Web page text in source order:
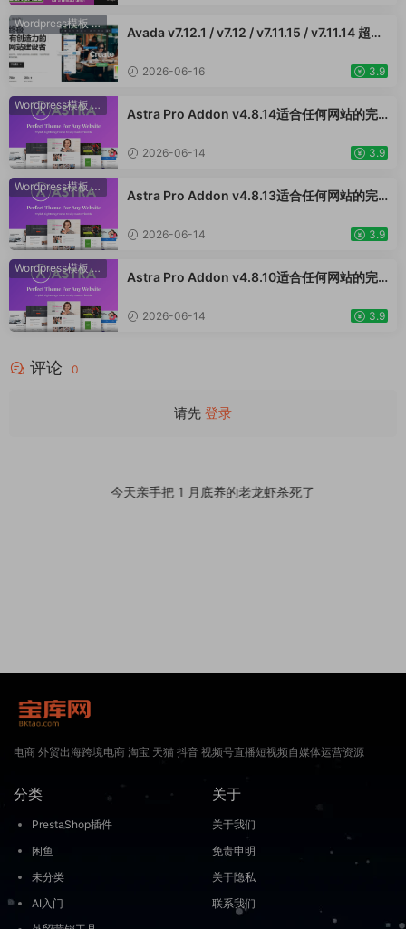
品、运动鞋子、家居产品行业购物网站WooСo
mmerce主题
Wordpress模板· WooCommerce主题
Avada v7.12.1 / v7.12 / v7.11.15 / v7.11.14 超强
板时尚电子产品、数码产品、时装店、家具
2026-06-16 3.9
Wordpress模板· WooCommerce主题
Astra Pro Addon v4.8.14适合任何网站的完
用于一般商业网站、跨境电商独立站商城模板
装饰品、手表、化妆品、运动鞋子、家居产品
行业购物网站WordPress模板
2026-06-14 3.9
Wordpress模板· WooCommerce主题
Astra Pro Addon v4.8.13适合任何网站的完
用于一般商业网站、跨境电商独立站商城模板
装饰品、手表、化妆品、运动鞋子、家居产品
行业购物网站WordPress模板
2026-06-14 3.9
Wordpress模板· WooCommerce主题
Astra Pro Addon v4.8.10适合任何网站的完
用于一般商业网站、跨境电商独立站商城模板
2026-06-14 3.9
评论 0
请先 登录
今天亲手把 1 月底养的老龙虾杀死了
电商 外贸出海跨境电商 淘宝 天猫 抖音 视频号直播短视频自媒体运营资源
分类
PrestaShop插件
闲鱼
未分类
AI入门
关于
关于我们
免责申明
关于隐私
联系我们